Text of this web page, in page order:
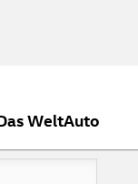
WeltAuto